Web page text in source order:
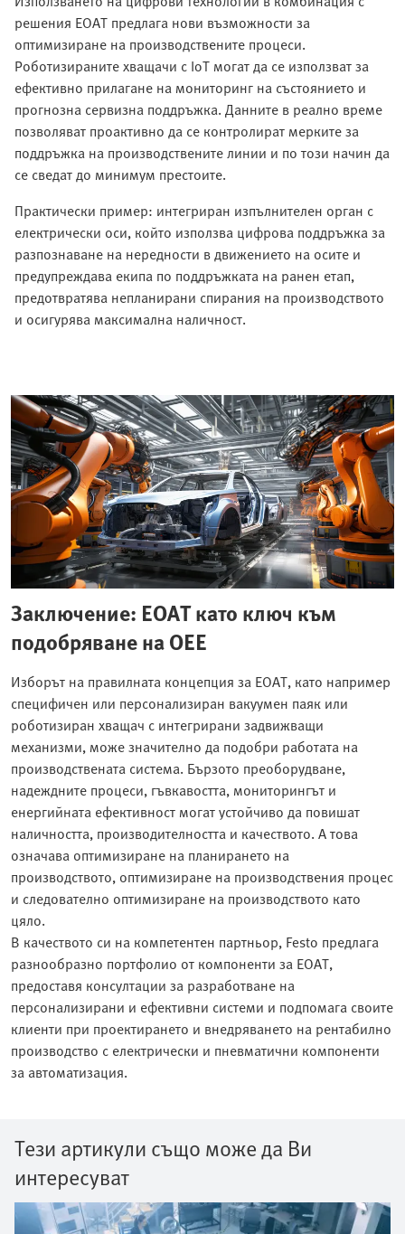
решения EOAT предлага нови възможности за
оптимизиране на производствените процеси.
Роботизираните хващачи с IoT могат да се използват за
ефективно прилагане на мониторинг на състоянието и
прогнозна сервизна поддръжка. Данните в реално време
позволяват проактивно да се контролират мерките за
поддръжка на производствените линии и по този начин да
се сведат до минимум престоите.
Практически пример: интегриран изпълнителен орган с
електрически оси, който използва цифрова поддръжка за
разпознаване на нередности в движението на осите и
предупреждава екипа по поддръжката на ранен етап,
предотвратява непланирани спирания на производството
и осигурява максимална наличност.
Заключение: EOAT като ключ към
подобряване на OEE
Изборът на правилната концепция за EOAT, като например
специфичен или персонализиран вакуумен паяк или
роботизиран хващач с интегрирани задвижващи
механизми, може значително да подобри работата на
производствената система. Бързото преоборудване,
надеждните процеси, гъвкавостта, мониторингът и
енергийната ефективност могат устойчиво да повишат
наличността, производителността и качеството. А това
означава оптимизиране на планирането на
производството, оптимизиране на производствения процес
и следователно оптимизиране на производството като
цяло.
В качеството си на компетентен партньор, Festo предлага
разнообразно портфолио от компоненти за EOAT,
предоставя консултации за разработване на
персонализирани и ефективни системи и подпомага своите
клиенти при проектирането и внедряването на рентабилно
производство с електрически и пневматични компоненти
за автоматизация.
Тези артикули също може да Ви
интересуват